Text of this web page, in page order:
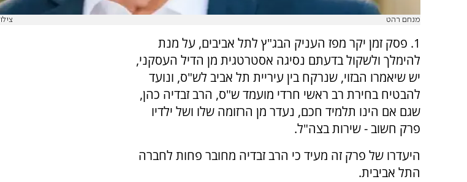
מנחם רהט
1. פסק זמן יקר מפז העניק הבג"ץ לתל אביבים, על מנת
להימלך ולשקול בדעתם נסיגה אסטרטגית מן הדיל העסקני,
יש שיאמרו הבזוי, שנרקח בין עיריית תל אביב לש"ס, ונועד
להבטיח בחירת רב ראשי חרדי מועמד ש"ס, הרב זבדיה כהן,
שגם אם הינו תלמיד חכם, נעדר מן הרזומה שלו ושל ילדיו
פרק חשוב - שירות בצה"ל.
היעדרו של פרק זה מעיד כי הרב זבדיה מחובר פחות לחברה
התל אביבית.